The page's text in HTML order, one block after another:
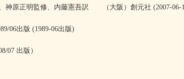
監修、内藤憲吾訳 （大阪）創元社 (2007-06-
(1989-06出版)
出版）